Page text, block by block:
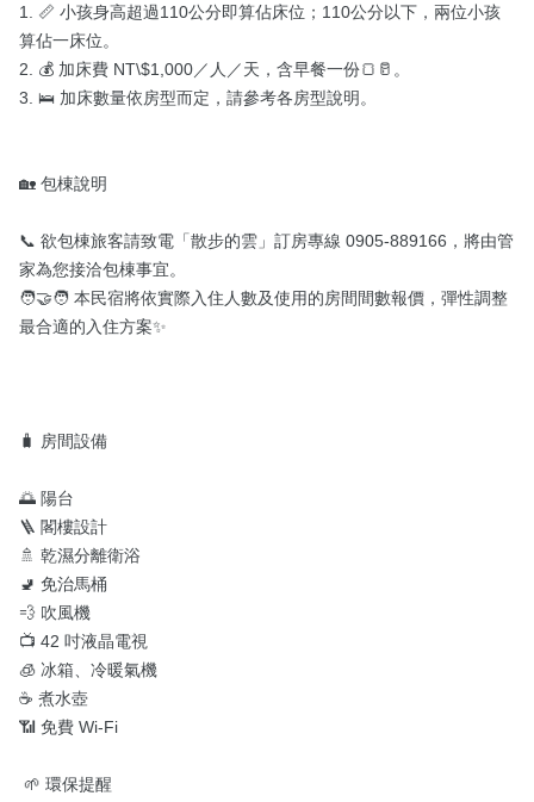
1. 📏 小孩身高超過110公分即算佔床位；110公分以下，兩位小孩
算佔一床位。
2. 💰 加床費 NT\$1,000／人／天，含早餐一份🍞🥛。
3. 🛌 加床數量依房型而定，請參考各房型說明。
🏡 包棟說明
📞 欲包棟旅客請致電「散步的雲」訂房專線 0905-889166，將由管
家為您接洽包棟事宜。
🧑‍🤝‍🧑 本民宿將依實際入住人數及使用的房間間數報價，彈性調整
最合適的入住方案✨
🧳 房間設備
🌅 陽台
🪜 閣樓設計
🚿 乾濕分離衛浴
🚽 免治馬桶
💨 吹風機
📺 42 吋液晶電視
🧊 冰箱、冷暖氣機
☕ 煮水壺
📶 免費 Wi-Fi